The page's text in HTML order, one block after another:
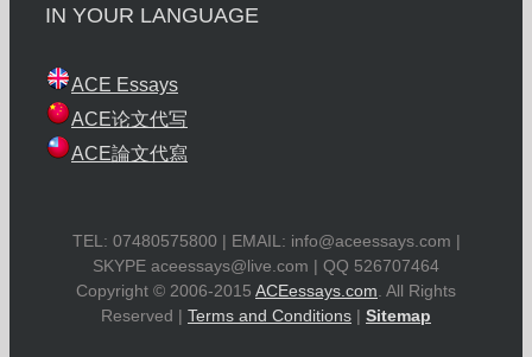
IN YOUR LANGUAGE
ACE Essays
ACE论文代写
ACE論文代寫
TEL: 07480575800 | EMAIL: info@aceessays.com |
SKYPE aceessays@live.com | QQ 526707464
Copyright © 2006-2015 ACEessays.com . All Rights
Reserved | Terms and Conditions | Sitemap